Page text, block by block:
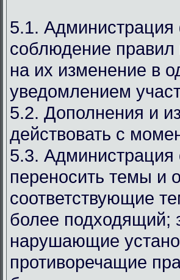
5.1.
соблюдение правил
на их изменение в
уведомлением
5.2. Дополнения и
действовать с
5.3. Администрация
переносить темы и
соответствующие
более подходящий;
нарушающие
противоречащие